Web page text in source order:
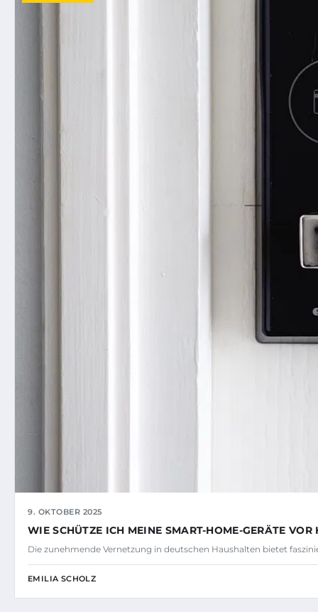
9. OKTOBER 2025
WIE SCHÜTZE ICH MEINE SMART-HOME-GERÄTE VOR
Die zunehmende Vernetzung in deutschen Haushalten bietet
EMILIA SCHOLZ